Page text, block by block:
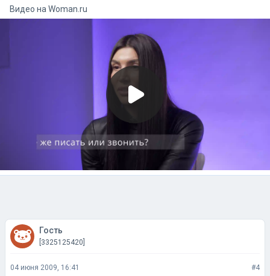
Видео на woman.ru
Гость
[3325125420]
04 июня 2009, 16:41 #4